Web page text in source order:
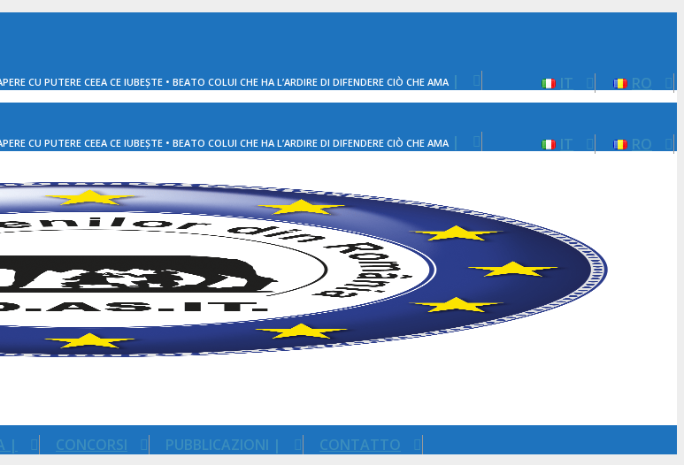
CU PUTERE CEEA CE IUBEȘTE • BEATO COLUI CHE HA L’ARDIRE DI DIFENDERE CIÒ CHE AMA | RO
IT
CU PUTERE CEEA CE IUBEȘTE • BEATO COLUI CHE HA L’ARDIRE DI DIFENDERE CIÒ CHE AMA | RO
IT
| CONCORSI PUBBLICAZIONI | CONTATTO